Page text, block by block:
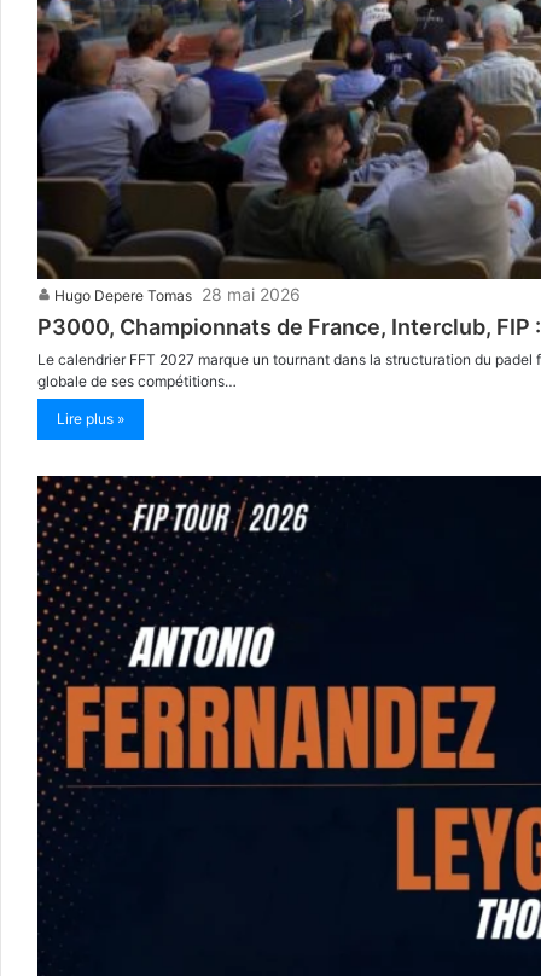
Hugo Depere Tomas 28 mai 2026
P3000, Championnats de France, Interclub,
Le calendrier FFT 2027 marque un tournant dans la structuration du
globale de ses compétitions…
Lire plus »